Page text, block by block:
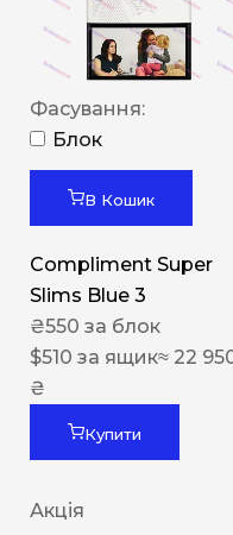
Фасування:
Блок
В Кошик
Compliment Super
Slims Blue 3
₴550 за блок
$510 за ящик≈ 22
₴
Купити
Акція